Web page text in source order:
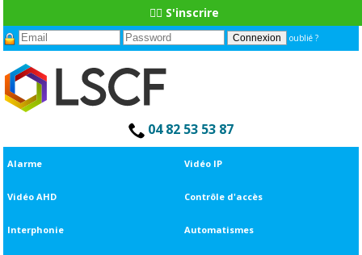
👆🏼 S'inscrire
oublié ?
04 82 53 53 87
Alarme Vidéo IP
Vidéo AHD Contrôle d'accès
Interphonie Automatismes